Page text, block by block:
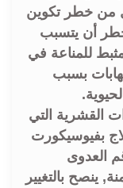
من خطر تكوين
أن يتسبب
للمناعة في
بسبب
القشرية التي
بفيوسيكورت
العدوى
ينصح بالتغيير